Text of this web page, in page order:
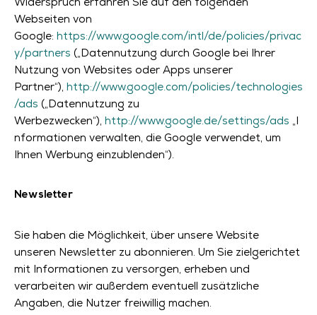
Webseiten von
Google: https://www.google.com/intl/de/policies/privac
y/partners („Datennutzung durch Google bei Ihrer
Nutzung von Websites oder Apps unserer
Partner“), http://www.google.com/policies/technologies
/ads („Datennutzung zu
Werbezwecken“), http://www.google.de/settings/ads „I
nformationen verwalten, die Google verwendet, um
Ihnen Werbung einzublenden“).
Newsletter
Sie haben die Möglichkeit, über unsere Website
unseren Newsletter zu abonnieren. Um Sie zielgerichtet
mit Informationen zu versorgen, erheben und
verarbeiten wir außerdem eventuell zusätzliche
Angaben, die Nutzer freiwillig machen.